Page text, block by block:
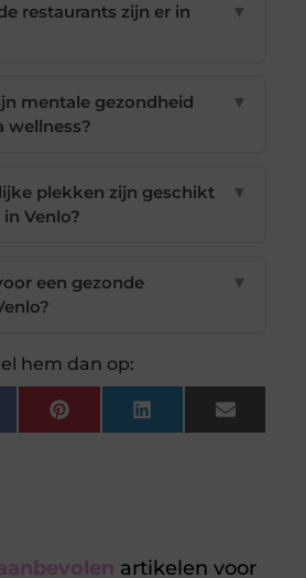
restaurants zijn er in
▼
mentale gezondheid
wellness?
▼
plekken zijn geschikt
Venlo?
▼
een gezonde
▼
hem dan op:
Pinterest LinkedIn Email
artikelen voor